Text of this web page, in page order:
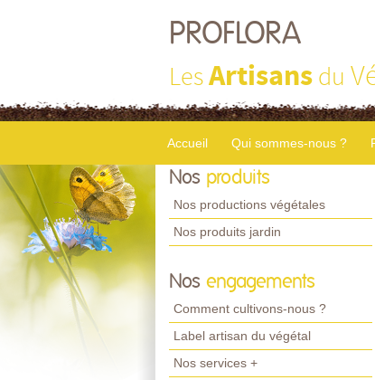
PROFLORA
LesArtisans du
Accueil Qui sommes-nous ?
Nos produits
Nos productions végétales
Nos produits jardin
Nos engagements
Comment cultivons-nous ?
Label artisan du végétal
Nos services +